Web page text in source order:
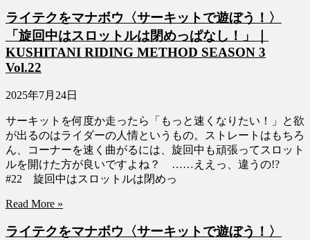
ライテクをマナボウ〈サーキットで遊ぼう！〉
「旋回中はスロットルは閉めっぱなし！」｜
KUSHITANI RIDING METHOD SEASON 3
Vol.22
2025年7月24日
サーキットを何度か走ったら「もっと速くなりたい！」と欲
が出るのはライダーの人情というもの。ストレートはもちろ
ん、コーナーを速く曲がるには、旋回中も頑張ってスロット
ルを開けた方が良いですよね？ ……ええっ、違うの!?
#22 旋回中はスロットルは閉めっ
Read More »
ライテクをマナボウ〈サーキットで遊ぼう！〉